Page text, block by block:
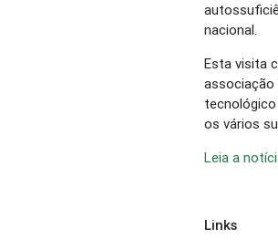
nacional.
Esta visita
os vários
Leia a
Links